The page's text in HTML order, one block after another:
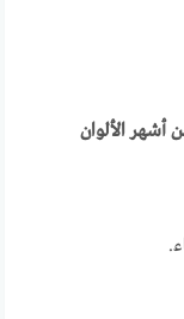
أشهر الألوان